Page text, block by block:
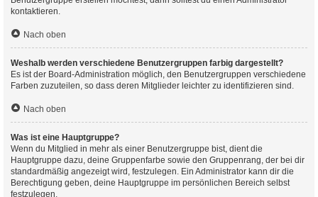
kontaktieren.
Nach oben
Weshalb werden verschiedene Benutzergruppen farbig dargestellt?
Es ist der Board-Administration möglich, den Benutzergruppen verschiedene
Farben zuzuteilen, so dass deren Mitglieder leichter zu identifizieren sind.
Nach oben
Was ist eine Hauptgruppe?
Wenn du Mitglied in mehr als einer Benutzergruppe bist, dient die
Hauptgruppe dazu, deine Gruppenfarbe sowie den Gruppenrang, der bei dir
standardmäßig angezeigt wird, festzulegen. Ein Administrator kann dir die
Berechtigung geben, deine Hauptgruppe im persönlichen Bereich selbst
festzulegen.